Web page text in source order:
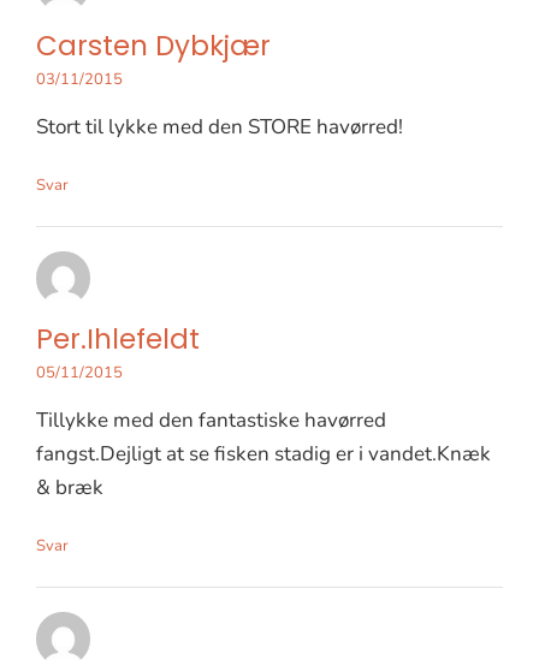
Carsten Dybkjær
03/11/2015
Stort til lykke med den STORE havørred!
Svar
Per.Ihlefeldt
05/11/2015
Tillykke med den fantastiske havørred
fangst.Dejligt at se fisken stadig er i vandet.Knæk
& bræk
Svar